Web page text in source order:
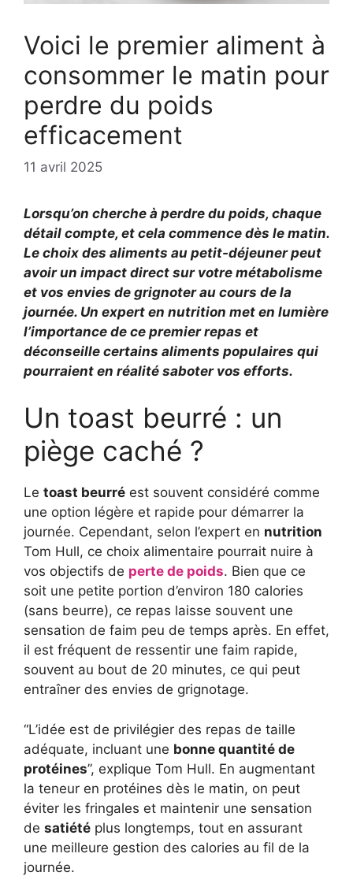
Voici le premier aliment à
consommer le matin pour
perdre du poids
efficacement
11 avril 2025
Lorsqu’on cherche à perdre du poids, chaque
détail compte, et cela commence dès le matin.
Le choix des aliments au petit-déjeuner peut
avoir un impact direct sur votre métabolisme
et vos envies de grignoter au cours de la
journée. Un expert en nutrition met en lumière
l’importance de ce premier repas et
déconseille certains aliments populaires qui
pourraient en réalité saboter vos efforts.
Un toast beurré : un
piège caché ?
Le toast beurré est souvent considéré comme
une option légère et rapide pour démarrer la
journée. Cependant, selon l’expert en nutrition
Tom Hull, ce choix alimentaire pourrait nuire à
vos objectifs de perte de poids. Bien que ce
soit une petite portion d’environ 180 calories
(sans beurre), ce repas laisse souvent une
sensation de faim peu de temps après. En effet,
il est fréquent de ressentir une faim rapide,
souvent au bout de 20 minutes, ce qui peut
entraîner des envies de grignotage.
“L’idée est de privilégier des repas de taille
adéquate, incluant une bonne quantité de
protéines”, explique Tom Hull. En augmentant
la teneur en protéines dès le matin, on peut
éviter les fringales et maintenir une sensation
de satiété plus longtemps, tout en assurant
une meilleure gestion des calories au fil de la
journée.